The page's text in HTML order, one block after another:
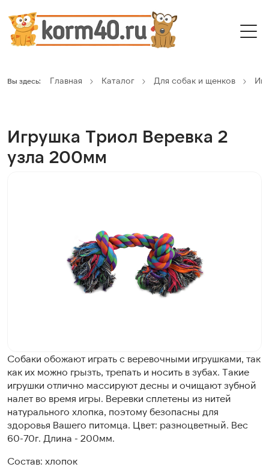
Вы здесь: Главная Каталог Для собак и щенков
Игрушка Триол Веревка 2
узла 200мм
Собаки обожают играть с веревочными игрушками, так
как их можно грызть, трепать и носить в зубах. Такие
игрушки отлично массируют десны и очищают зубной
налет во время игры. Веревки сплетены из нитей
натурального хлопка, поэтому безопасны для
здоровья Вашего питомца. Цвет: разноцветный. Вес
60-70г. Длина - 200мм.
Состав: хлопок